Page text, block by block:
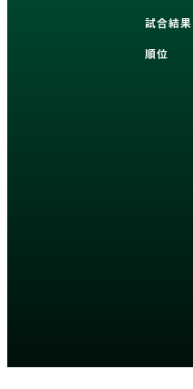
試合結果
順位